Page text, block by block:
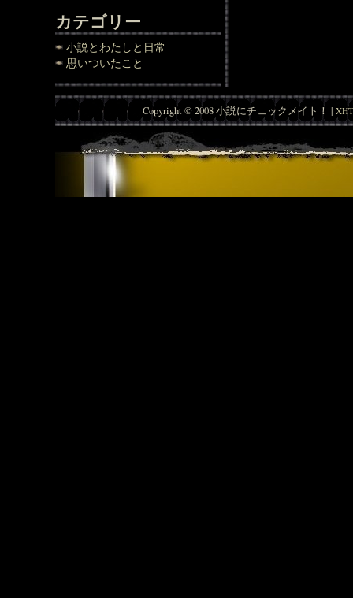
カテゴリー
小説とわたしと日常
思いついたこと
Copyright © 2008 小説にチェックメイト！ |